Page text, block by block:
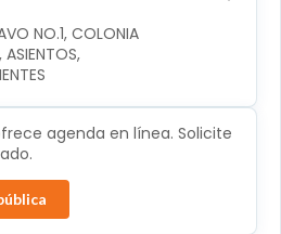
NO.1, COLONIA
agenda en línea. Solicite